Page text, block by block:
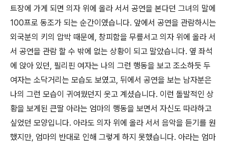
트장에 가게 되면 의자 위에 올라 서서 공연을 본다던 그녀의 말에
100프로 동조가 되는 순간이였습니다. 앞에서 공연을 관람하시는
외국분의 키의 압박 때문에, 창피함을 무릎서고 의자 위에 올라 서
서 공연을 관람 할 수 밖에 없는 상황이 되고 말았습니다. 옆 좌석
에 앉아 있던, 필리핀 여자는 나의 그런 행동을 보고 조소하듯 두
여자는 소닥거리는 모습도 보였고, 뒤에서 공연을 보는 남자분은
나의 그런 모습이 귀여웠던지 웃고 계셨습니다. 이런 돌발적인 상
황을 보게된 큰딸 아라는 엄마의 행동을 보면서 자신도 따라하고
싶었던 모양입니다. 아라도 의자 위에 올라 서서 음악을 듣기를 원
했지만, 엄마의 반대로 인해 그렇게 하지 못했습니다. 아라는 엄마